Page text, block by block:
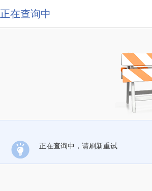
正在查询中
正在查询中，请刷新重试